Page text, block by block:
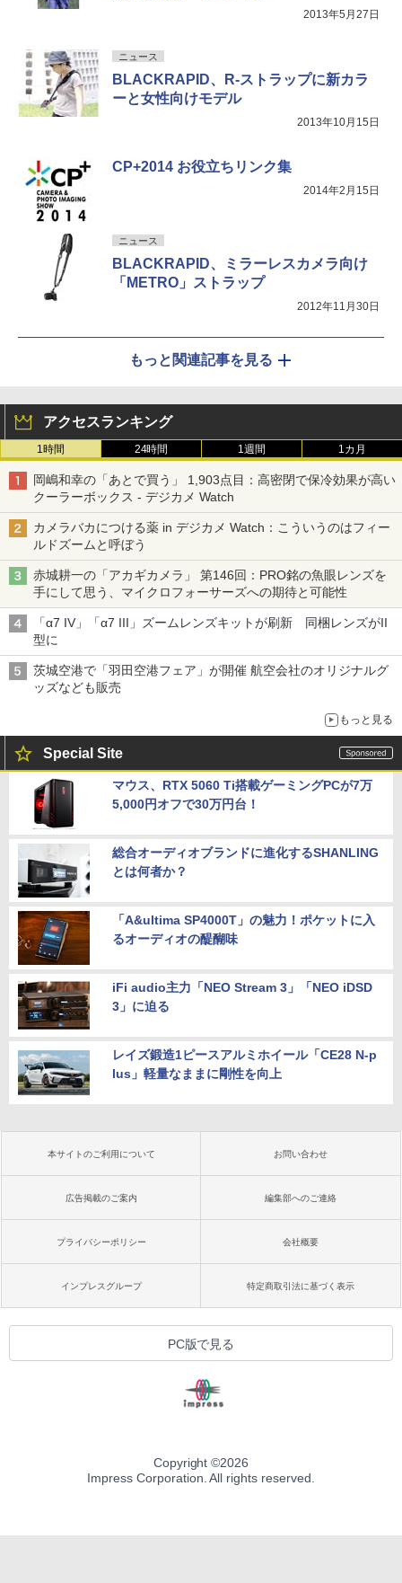
2013年5月27日
ニュース
BLACKRAPID、R-ストラップに新カラ
ーと女性向けモデル
2013年10月15日
CP+2014 お役立ちリンク集
2014年2月15日
ニュース
BLACKRAPID、ミラーレスカメラ向け
「METRO」ストラップ
2012年11月30日
もっと関連記事を見る
アクセスランキング
1時間 24時間 1週間 1カ月
岡嶋和幸の「あとで買う」 1,903点目：高密閉で保冷効果が高い
クーラーボックス - デジカメ Watch
カメラバカにつける薬 in デジカメ Watch：こういうのはフィー
ルドズームと呼ぼう
赤城耕一の「アカギカメラ」 第146回：PRO銘の魚眼レンズを
手にして思う、マイクロフォーサーズへの期待と可能性
「α7 IV」「α7 III」ズームレンズキットが刷新 同梱レンズがII
型に
茨城空港で「羽田空港フェア」が開催 航空会社のオリジナルグ
ッズなども販売
もっと見る
Special Site
マウス、RTX 5060 Ti搭載ゲーミングPCが7万
5,000円オフで30万円台！
総合オーディオブランドに進化するSHANLING
とは何者か？
「A&ultima SP4000T」の魅力！ポケットに入
るオーディオの醍醐味
iFi audio主力「NEO Stream 3」「NEO iDSD
3」に迫る
レイズ鍛造1ピースアルミホイール「CE28 N-p
lus」軽量なままに剛性を向上
本サイトのご利用について お問い合わせ
広告掲載のご案内 編集部へのご連絡
プライバシーポリシー 会社概要
インプレスグループ 特定商取引法に基づく表示
PC版で見る
Copyright ©2026
Impress Corporation. All rights reserved.